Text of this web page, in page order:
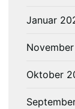
Januar
Oktober